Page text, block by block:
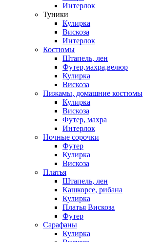
Интерлок
Туники
Кулирка
Вискоза
Интерлок
Костюмы
Штапель, лен
Футер,махра,велюр
Кулирка
Вискоза
Пижамы, домашние костюмы
Кулирка
Вискоза
Футер, махра
Интерлок
Ночные сорочки
Футер
Кулирка
Вискоза
Платья
Штапель, лен
Кашкорсе, рибана
Кулирка
Платья Вискоза
Футер
Сарафаны
Кулирка